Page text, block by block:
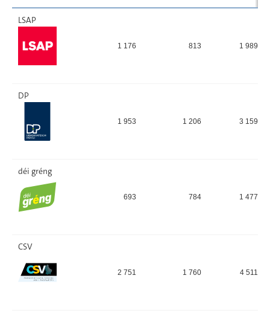
LSAP
1 176 813 1 989
DP
1 953 1 206 3 159
déi gréng
693 784 1 477
CSV
2 751 1 760 4 511